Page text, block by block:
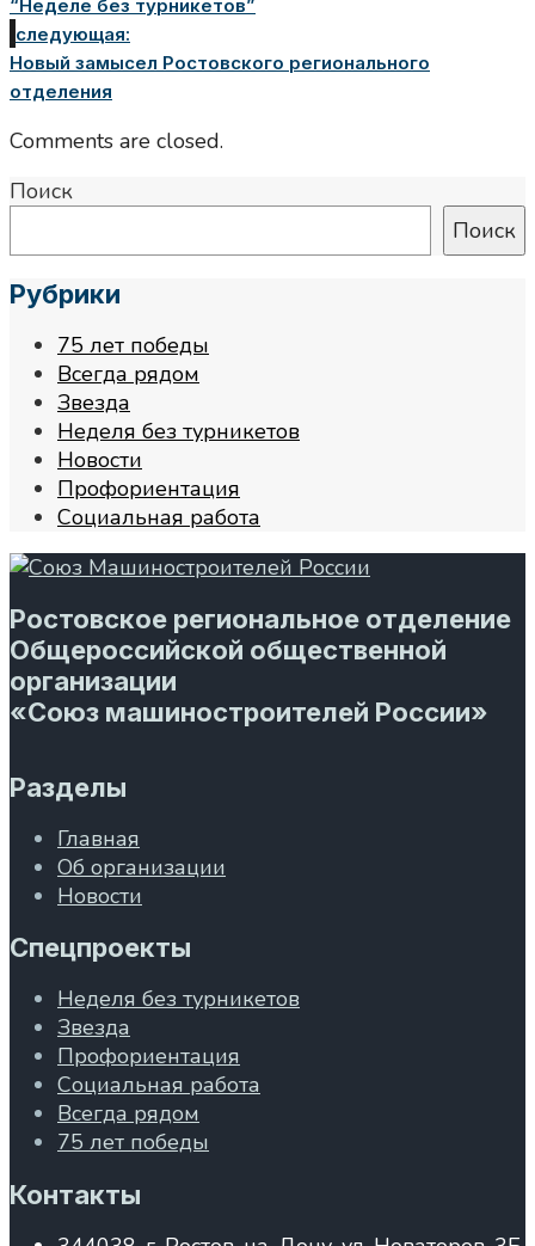
“Неделе без турникетов”
следующая:
Новый замысел Ростовского регионального
отделения
Comments are closed.
Поиск
Поиск
Рубрики
75 лет победы
Всегда рядом
Звезда
Неделя без турникетов
Новости
Профориентация
Социальная работа
Ростовское региональное отделение
Общероссийской общественной
организации
«Союз машиностроителей России»
Разделы
Главная
Об организации
Новости
Спецпроекты
Неделя без турникетов
Звезда
Профориентация
Социальная работа
Всегда рядом
75 лет победы
Контакты